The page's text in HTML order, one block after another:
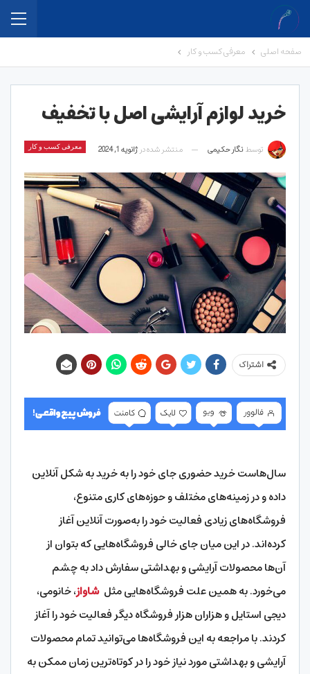
صفحه اصلی معرفی کسب و کار
خرید لوازم آرایشی اصل با تخفیف
معرفی کسب و کار توسط نگار حکیمی منتشر شده در ژانویه 1, 2024
اشتراک
سال‌هاست خرید حضوری جای خود را به خرید به شکل آنلاین
داده و در زمینه‌های مختلف و حوزه‌های کاری متنوع،
فروشگاه‌های زیادی فعالیت خود را به‌صورت آنلاین آغاز
کرده‌اند. در این میان جای خالی فروشگاه‌هایی که بتوان از
آن‌ها محصولات آرایشی و بهداشتی سفارش داد به چشم
می‌خورد. به همین علت فروشگاه‌هایی مثلشاواز، خانومی،
دیجی استایل و هزاران هزار فروشگاه دیگر فعالیت خود را آغاز
کردند. با مراجعه به این فروشگاه‌ها می‌توانید تمام محصولات
آرایشی و بهداشتی مورد نیاز خود را در کوتاه‌ترین زمان ممکن به